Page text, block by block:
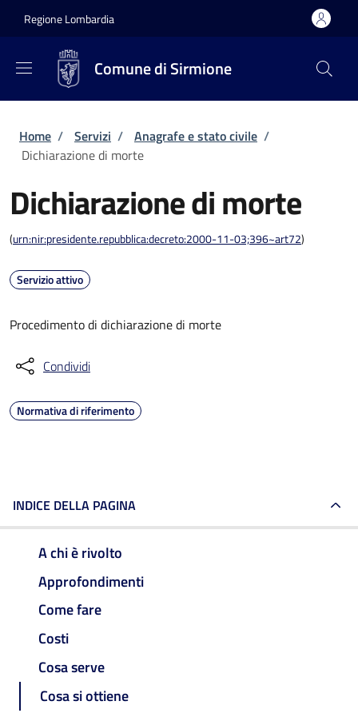
Regione Lombardia
Comune di Sirmione
Briciole di pane
Home / Servizi / Anagrafe e stato civile /
Dichiarazione di morte
Dichiarazione di morte
(urn:nir:presidente.repubblica:decreto:2000-11-03;396~art72)
Servizio attivo
Procedimento di dichiarazione di morte
Condividi
Normativa di riferimento
INDICE DELLA PAGINA
A chi è rivolto
Approfondimenti
Come fare
Costi
Cosa serve
Cosa si ottiene